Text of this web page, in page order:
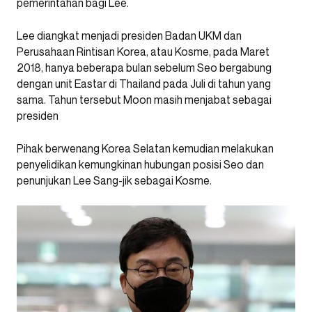
pemerintahan bagi Lee.
Lee diangkat menjadi presiden Badan UKM dan
Perusahaan Rintisan Korea, atau Kosme, pada Maret
2018, hanya beberapa bulan sebelum Seo bergabung
dengan unit Eastar di Thailand pada Juli di tahun yang
sama. Tahun tersebut Moon masih menjabat sebagai
presiden
Pihak berwenang Korea Selatan kemudian melakukan
penyelidikan kemungkinan hubungan posisi Seo dan
penunjukan Lee Sang-jik sebagai Kosme.